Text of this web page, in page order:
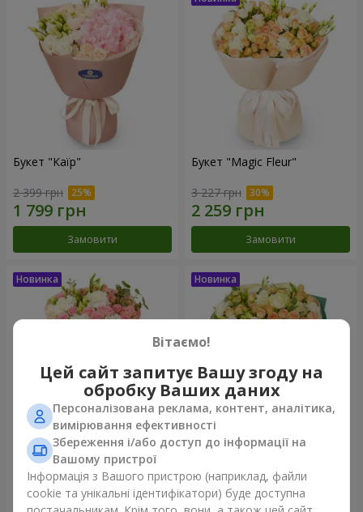
Букет "Каїр"
2 399 грн
Замовити
Букет "Magic Fleur"
3 227 грн
Замовити
Букет "My Lady"
2 221 грн
Букет "Сардонікс"
3 513 грн
Вітаємо!
Цей сайт запитує Вашу згоду на
обробку Ваших даних
Персоналізована реклама, контент, аналітика,
вимірювання ефективності
Збереження і/або доступ до інформації на
Вашому пристрої
Інформація з Вашого пристрою (наприклад, файли
cookie та унікальні ідентифікатори) буде доступна